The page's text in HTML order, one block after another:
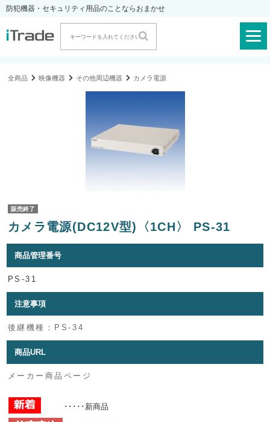
防犯機器・セキュリティ用品のことならおまかせ
全商品 映像機器 その他周辺機器 カメラ電源
販売終了
カメラ電源(DC12V型)〈1CH〉 PS-31
商品管理番号
PS-31
注意事項
後継機種：PS-34
商品URL
メーカー商品ページ
･････新商品